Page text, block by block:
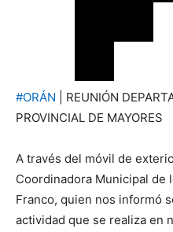
#ORÁN | REUNIÓN
PROVINCIAL DE MAYORES
A través del móvil de
Coordinadora Municipal de
Franco, quien nos informó
actividad que se realiza en